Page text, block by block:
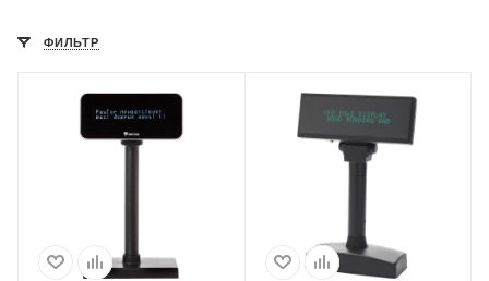
ФИЛЬТР